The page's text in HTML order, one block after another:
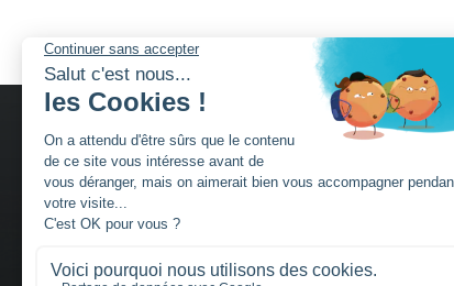
Nos services
Découvrir Charuel